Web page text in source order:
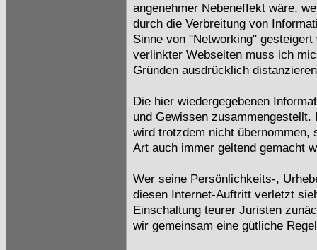
angenehmer Nebeneffekt wäre,
durch die Verbreitung von
Sinne von "Networking"
verlinkter Webseiten muss ich
Gründen ausdrücklich
Die hier wiedergegebenen
und Gewissen
wird trotzdem nicht
Art auch immer geltend gemacht
Wer seine Persönlichkeits-,
diesen Internet-Auftritt verletzt
Einschaltung teurer Juristen
wir gemeinsam eine gütliche